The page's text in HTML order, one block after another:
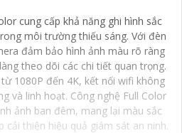
cung cấp khả năng ghi hình sắc
môi trường thiếu sáng. Với đèn
đảm bảo hình ảnh màu rõ ràng
theo dõi các chi tiết quan trọng.
1080P đến 4K, kết nối wifi không
và linh hoạt. Công nghệ Full Color
ảnh ban đêm, mang lại màu sắc
cải thiện hiệu quả giám sát an ninh.